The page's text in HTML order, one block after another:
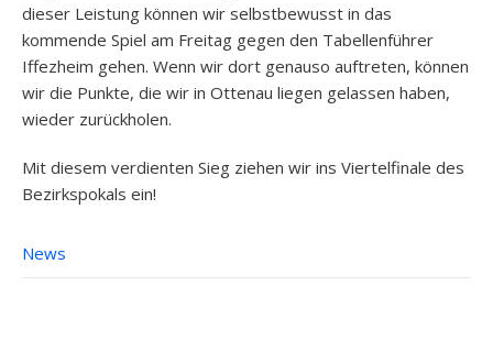
dieser Leistung können wir selbstbewusst in das
kommende Spiel am Freitag gegen den Tabellenführer
Iffezheim gehen. Wenn wir dort genauso auftreten, können
wir die Punkte, die wir in Ottenau liegen gelassen haben,
wieder zurückholen.
Mit diesem verdienten Sieg ziehen wir ins Viertelfinale des
Bezirkspokals ein!
News